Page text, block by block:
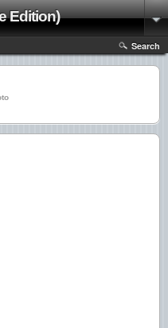
Edition)
Search